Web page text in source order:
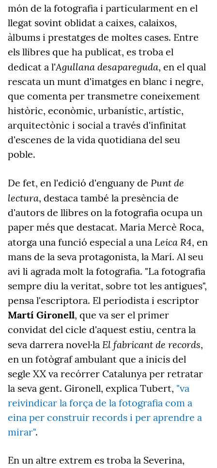
món de la fotografia i particularment en el
llegat sovint oblidat a caixes, calaixos,
àlbums i prestatges de moltes cases. Entre
els llibres que ha publicat, es troba el
dedicat a l'Agullana desapareguda, en el qual
rescata un munt d'imatges en blanc i negre,
que comenta per transmetre coneixement
històric, econòmic, urbanístic, artístic,
arquitectònic i social a través d'infinitat
d'escenes de la vida quotidiana del seu
poble.
De fet, en l'edició d'enguany de Punt de
lectura, destaca també la presència de
d'autors de llibres on la fotografia ocupa un
paper més que destacat. Maria Mercè Roca,
atorga una funció especial a una Leica R4, en
mans de la seva protagonista, la Marí. Al seu
avi li agrada molt la fotografia. "La fotografia
sempre diu la veritat, sobre tot les antigues",
pensa l'escriptora. El periodista i escriptor
Martí Gironell, que va ser el primer
convidat del cicle d'aquest estiu, centra la
seva darrera novel·la El fabricant de records,
en un fotògraf ambulant que a inicis del
segle XX va recórrer Catalunya per retratar
la seva gent. Gironell, explica Tubert, "va
reivindicar la força de la fotografia com a
eina per construir records i per aprendre a
mirar".
En un altre extrem es troba la Severina,